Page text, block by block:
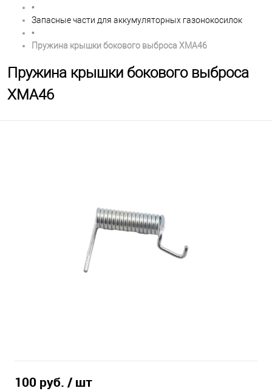
•
Запасные части для аккумуляторных газонокосилок
•
Пружина крышки бокового выброса XMA46
Пружина крышки бокового выброса
XMA46
100 руб. / шт